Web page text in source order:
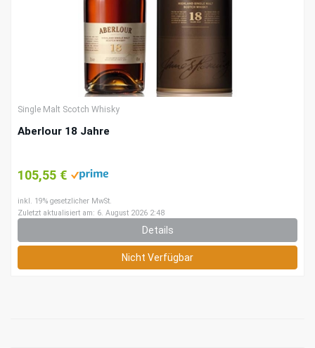
Single Malt Scotch Whisky
Aberlour 18 Jahre
105,55 €
inkl. 19% gesetzlicher MwSt.
Zuletzt aktualisiert am: 6. August 2026 2:48
Details
Nicht Verfügbar